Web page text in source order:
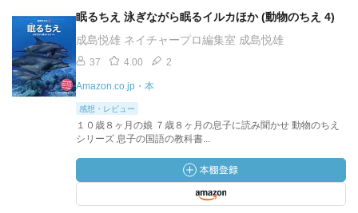
眠るちえ 泳ぎながら眠るイルカほか (動物のちえ 4)
成島悦雄 ネイチャープロ編集室 成島悦雄
37 4.00 2
Amazon.co.jp・本
感想・レビュー
１０歳８ヶ月の娘 ７歳８ヶ月の息子に読み聞かせ 動物のちえ
シリーズ 息子の国語の教科書...